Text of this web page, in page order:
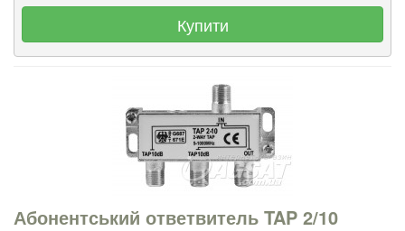
Купити
Абонентський ответвитель TAP 2/10